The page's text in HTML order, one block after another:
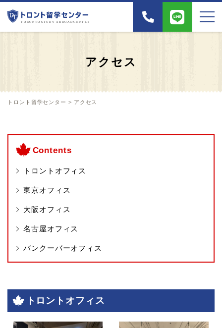
アクセス
トロント留学センター > アクセス
Contents
トロントオフィス
東京オフィス
大阪オフィス
名古屋オフィス
バンクーバーオフィス
トロントオフィス